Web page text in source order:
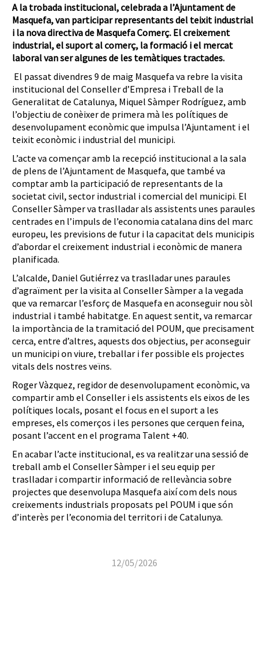
A la trobada institucional, celebrada a l’Ajuntament de
Masquefa, van participar representants del teixit industrial
i la nova directiva de Masquefa Comerç. El creixement
industrial, el suport al comerç, la formació i el mercat
laboral van ser algunes de les temàtiques tractades.
El passat divendres 9 de maig Masquefa va rebre la visita
institucional del Conseller d’Empresa i Treball de la
Generalitat de Catalunya, Miquel Sàmper Rodríguez, amb
l’objectiu de conèixer de primera mà les polítiques de
desenvolupament econòmic que impulsa l’Ajuntament i el
teixit econòmic i industrial del municipi.
L’acte va començar amb la recepció institucional a la sala
de plens de l’Ajuntament de Masquefa, que també va
comptar amb la participació de representants de la
societat civil, sector industrial i comercial del municipi. El
Conseller Sàmper va traslladar als assistents unes paraules
centrades en l’impuls de l’economia catalana dins del marc
europeu, les previsions de futur i la capacitat dels municipis
d’abordar el creixement industrial i econòmic de manera
planificada.
L’alcalde, Daniel Gutiérrez va traslladar unes paraules
d’agraïment per la visita al Conseller Sàmper a la vegada
que va remarcar l’esforç de Masquefa en aconseguir nou sòl
industrial i també habitatge. En aquest sentit, va remarcar
la importància de la tramitació del POUM, que precisament
cerca, entre d’altres, aquests dos objectius, per aconseguir
un municipi on viure, treballar i fer possible els projectes
vitals dels nostres veïns.
Roger Vàzquez, regidor de desenvolupament econòmic, va
compartir amb el Conseller i els assistents els eixos de les
polítiques locals, posant el focus en el suport a les
empreses, els comerços i les persones que cerquen feina,
posant l’accent en el programa Talent +40.
En acabar l’acte institucional, es va realitzar una sessió de
treball amb el Conseller Sàmper i el seu equip per
traslladar i compartir informació de rellevància sobre
projectes que desenvolupa Masquefa així com dels nous
creixements industrials proposats pel POUM i que són
d’interès per l’economia del territori i de Catalunya.
12/05/2026